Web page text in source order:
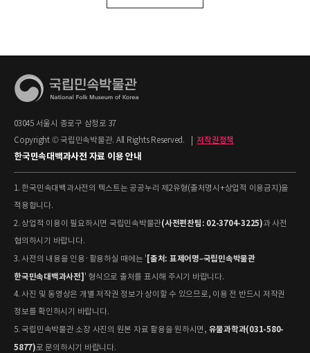
03045 서울시 종로구 삼청로 37
Copyright © 국립민속박물관. All Rights Reserved.
저작권정책
한국민속대백과사전 자료 이용 안내
1. 한국민속대백과사전의 텍스트는 공공누리 제2유형(출처명시+상업적 이용금지)을
적용합니다.
2. 상업적 이용이 필요하시면 국립민속박물관(사전편찬팀: 02-3704-3225)과 사전
협의하시기 바랍니다.
3. 사전의 내용을 인용·활용하실 때에는 ' [출처: 표제어명–국립민속박물관
한국민속대백과사전] ' 형식으로 출처를 표시해 주시기 바랍니다.
4. 사진 및 동영상은 개별 저작권 정보가 상이할 수 있으므로, 이용 전 반드시 저작권
정보를 확인하시기 바랍니다.
5. 국립민속박물관 소장 사진의 원본 자료 활용을 원하시면, 유물과학과(031-580-
5877) 로 문의하시기 바랍니다.